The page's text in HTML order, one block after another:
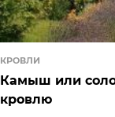
КРОВЛИ
Камыш или
кровлю